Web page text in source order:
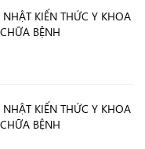
KIẾN THỨC Y KHOA
BỆNH
KIẾN THỨC Y KHOA
BỆNH